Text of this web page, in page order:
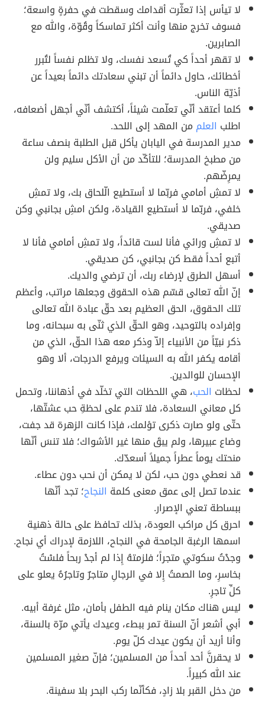
لا تيأس إذا تعثّرت أقدامك وسقطت في حفرةٍ واسعة؛
فسوف تخرج منها وأنت أكثر تماسكاً وقُوّة، والله مع
الصابرين.
لا تقهر أحداً كي تُسعد نفسك، ولا تظلم نفساً لتُبرر
أخطائك، حاول دائماً أن تبني سعادتك دائماً بعيداً عن
أذيّة الناس.
كلما أعتقد أنّي تعلّمت شيئاً، أكتشف أنّي أجهل أضعافه،
اطلب العلم من المهد إلى اللحد.
مدير المدرسة في اليابان يأكل قبل الطلبة بنصف ساعة
من مطبخ المدرسة؛ للتأكّد من أن الأكل سليم ولن
يمرِضّهم.
لا تمشِ أمامي فربّما لا أستطيع الّلحاق بك، ولا تمشِ
خلفي، فربّما لا أستطيع القيادة، ولكن امشِ بجانبي وكن
صديقي.
لا تمشِ ورائي فأنا لست قائداً، ولا تمشِ أمامي فأنا لا
أتبع أحداً فقط كن بجانبي، كن صديقي.
أسهل الطرق لإرضاء ربك، أن ترضي والديك.
إنّ الله تعالى قسّم هذه الحقوق وجعلها مراتب، وأعظم
تلك الحقوق، الحق العظيم بعد حقّ عبادة الله تعالى
وإفراده بالتوحيد، وهو الحقّ الذي ثنّى به سبحانه، وما
ذكر نبيّاً من الأنبياء إلاّ وذكر معه هذا الحقّ، الذي من
أقامه يكفر الله به السيئات ويرفع الدرجات، ألا وهو
الإحسان للوالدين.
لحظات الحب، هي اللحظات التي تخلّد في أذهاننا، وتحمل
كل معاني السعادة، فلا تندم على لحظةِ حب عشتّها،
حتّى ولو صارت ذكرى تؤلمك، فإذا كانت الزهرة قد جفت،
وضاع عبيرها، ولم يبقَ منها غير الأشواك؛ فلا تنسَ أنّها
منحتك يوماً عطراً جميلاً أسعدّك.
قد نعطي دون حب، لكن لا يمكن أن نحب دون عطاء.
عندما تصل إلى عمق معنى كلمة النجاح؛ تجد أنّها
ببساطة تعني الإصرار.
احرق كل مراكب العودة، بذلك تحافظ على حالة ذهنية
اسمها الرغبة الجامحة في النجاح، اللازمة لإدراك أي نجاح.
وجدْتُ سكوتي متجراً؛ فلزمتهُ إِذا لم أجدْ ربحاً فلسْتُ
بخاسرِ، وما الصمتُ إِلا في الرجالِ متاجرٌ وتاجرُهُ يعلو على
كلِّ تاجرِ.
ليس هناك مكان ينام فيه الطفل بأمان، مثل غرفة أبيه.
أبي أشعر أنّ السنة تمر ببطء، وعيدك يأتي مرّة بالسنة،
وأنا أريد أن يكون عيدك كلّ يوم.
لا يحقرنَّ أحد أحداً من المسلمين؛ فإنّ صغير المسلمين
عند الله كبيراً.
من دخل القبر بلا زادٍ، فكأنّما ركب البحر بلا سفينة.